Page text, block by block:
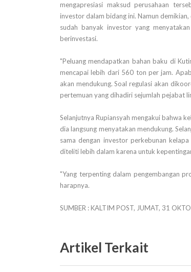
mengapresiasi maksud perusahaan
investor dalam bidang ini. Namun
sudah banyak investor yang
berinvestasi.
"Peluang mendapatkan bahan baku di
mencapai lebih dari 560 ton per jam.
akan mendukung. Soal regulasi akan
pertemuan yang dihadiri sejumlah pejabat
Selanjutnya Rupiansyah mengakui bahwa
dia langsung menyatakan mendukung.
sama dengan investor perkebunan
diteliti lebih dalam karena untuk
"Yang terpenting dalam pengembangan
harapnya.
SUMBER : KALTIM POST, JUMAT, 31
Artikel Terkait